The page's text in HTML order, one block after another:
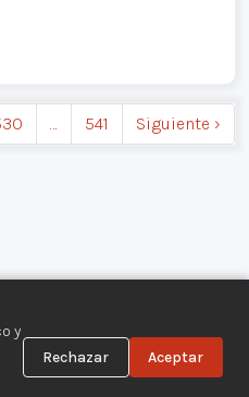
y
Rechazar Aceptar
… 541 Siguiente ›